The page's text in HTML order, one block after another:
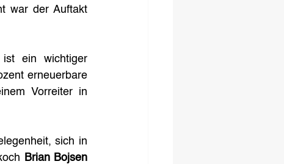
war der Auftakt
ist ein wichtiger
erneuerbare
Vorreiter in
sich in
Brian Bojsen